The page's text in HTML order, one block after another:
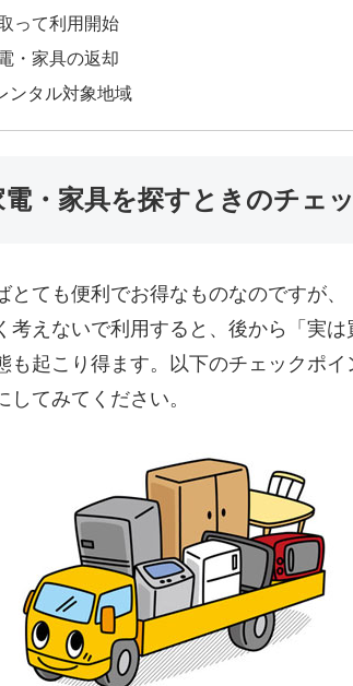
って利用開始
・家具の返却
ンタル対象地域
・家具を探すときのチェ
とても便利でお得なものなのですが
考えないで利用すると、後から「実
起こり得ます。以下のチェックポ
てみてください。